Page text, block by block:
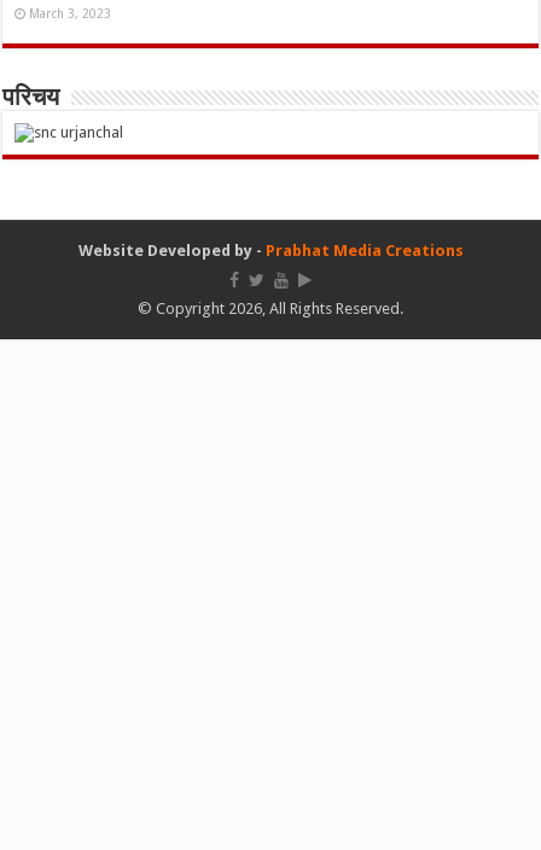
March 3, 2023
परिचय
Website Developed by - Prabhat Media Creations
© Copyright 2026, All Rights Reserved.